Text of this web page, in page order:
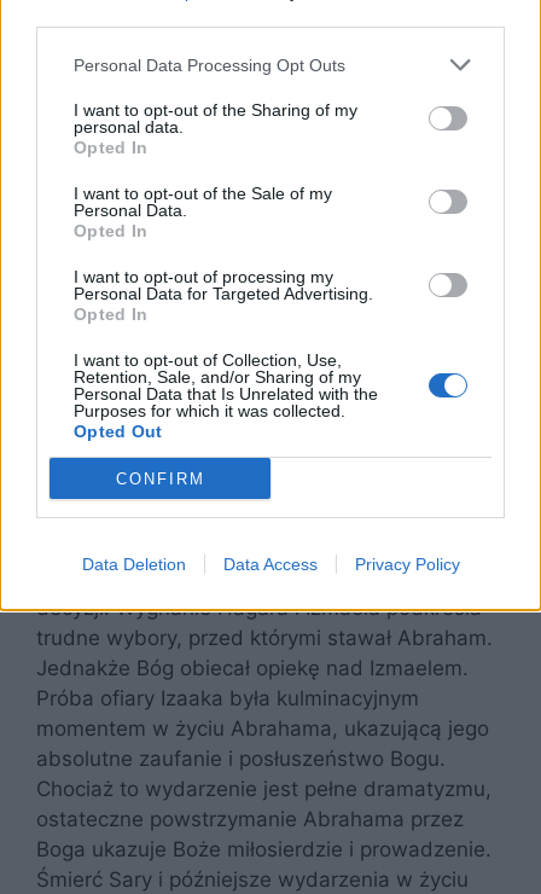
Personal Data Processing Opt Outs
I want to opt-out of the Sharing of my
personal data.
Opted In
I want to opt-out of the Sale of my
Personal Data.
Opted In
I want to opt-out of processing my
Personal Data for Targeted Advertising.
Opted In
I want to opt-out of Collection, Use,
Retention, Sale, and/or Sharing of my
Personal Data that Is Unrelated with the
Purposes for which it was collected.
Opted Out
CONFIRM
Data Deletion Data Access Privacy Policy
Narodziny Izaaka były spełnieniem obietnicy
Boga i radosną chwilą w życiu Abrahama i Sary.
Hagar, pokazuje złożoność rodzinnych relacji i
decyzji. Wygnanie Hagara i Izmaela podkreśla
trudne wybory, przed którymi stawał Abraham.
Jednakże Bóg obiecał opiekę nad Izmaelem.
Próba ofiary Izaaka była kulminacyjnym
momentem w życiu Abrahama, ukazującą jego
absolutne zaufanie i posłuszeństwo Bogu.
Chociaż to wydarzenie jest pełne dramatyzmu,
ostateczne powstrzymanie Abrahama przez
Boga ukazuje Boże miłosierdzie i prowadzenie.
Śmierć Sary i późniejsze wydarzenia w życiu